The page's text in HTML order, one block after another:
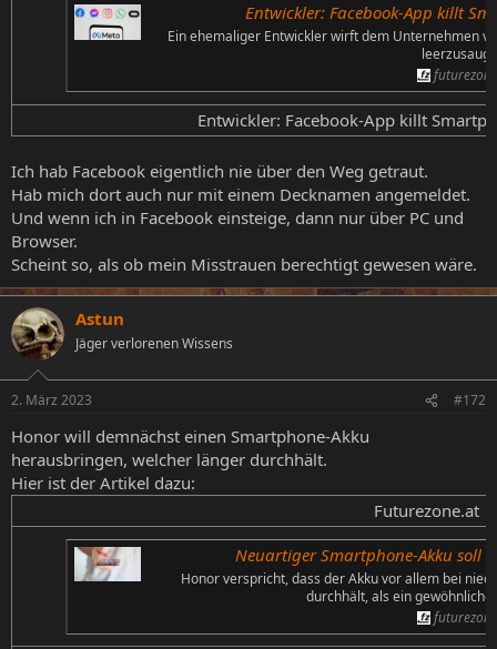
Entwickler: Facebook-App killt
Ein ehemaliger Entwickler wirft dem Unternehmen
Entwickler: Facebook-App killt
Ich hab Facebook eigentlich nie über den Weg getraut.
Hab mich dort auch nur mit einem Decknamen angemeldet.
Und wenn ich in Facebook einsteige, dann nur über PC und
Browser.
Scheint so, als ob mein Misstrauen berechtigt gewesen wäre.
Astun
Jäger verlorenen Wissens
2. März 2023 #172
Honor will demnächst einen Smartphone-Akku
herausbringen, welcher länger durchhält.
Hier ist der Artikel dazu:
Futurezone.at​
Neuartiger Smartphone-Akku soll
Honor verspricht, dass der Akku vor allem bei
durchhält, als ein